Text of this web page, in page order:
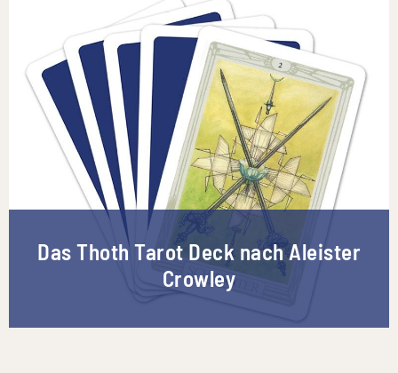
Das Thoth Tarot Deck nach Aleister
Crowley